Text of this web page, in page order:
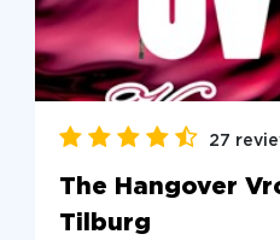
27
The Hangover
Tilburg